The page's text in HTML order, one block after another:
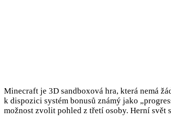
Minecraft je 3D sandboxová hra, která nemá
k dispozici systém bonusů známý jako
možnost zvolit pohled z třetí osoby. Herní svět